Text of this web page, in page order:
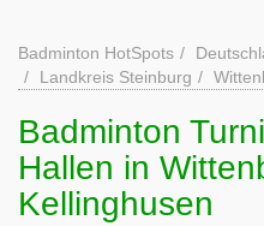
Badminton HotSpots
Landkreis Steinburg
Badminton
Hallen in
Kellinghusen